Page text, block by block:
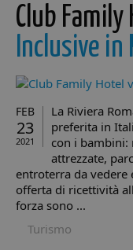
Club Family
Inclusive in
FEB
23
2021
La Riviera
preferita in
con i bambini:
attrezzate,
entroterra da vedere
offerta di ricettività
forza sono ...
Turismo